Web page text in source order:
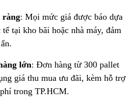
ràng: Mọi mức giá được báo dựa
tại kho bãi hoặc nhà máy, đảm
lớn: Đơn hàng từ 300 pallet
giá thu mua ưu đãi, kèm hỗ trợ
trong TP.HCM.